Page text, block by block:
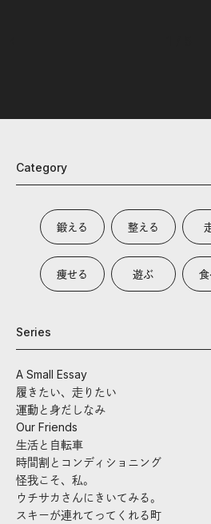
Category
鍛える 整える
痩せる 遊ぶ 食
Series
A Small Essay
履きたい、走りたい
運動と身だしなみ
Our Friends
生活と自転車
時間割とコンディショニング
怪我こそ、私。
ウチサカさんにきいてみる。
スキーが連れてってくれる町